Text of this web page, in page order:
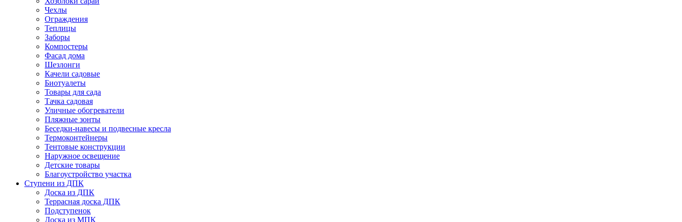
Чехлы
Ограждения
Теплицы
Заборы
Компостеры
Фасад дома
Шезлонги
Качели садовые
Биотуалеты
Товары для сада
Тачка садовая
Уличные обогреватели
Пляжные зонты
Беседки-навесы и подвесные кресла
Термоконтейнеры
Тентовые конструкции
Наружное освещение
Детские товары
Благоустройство участка
Ступени из ДПК
Доска из ДПК
Террасная доска ДПК
Подступенок
Доска из МПК